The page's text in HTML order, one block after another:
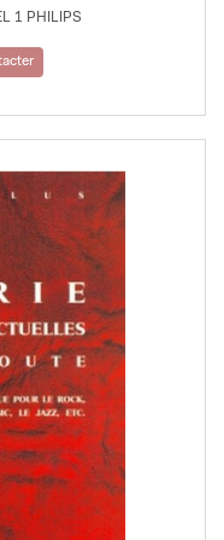
1 PHILIPS